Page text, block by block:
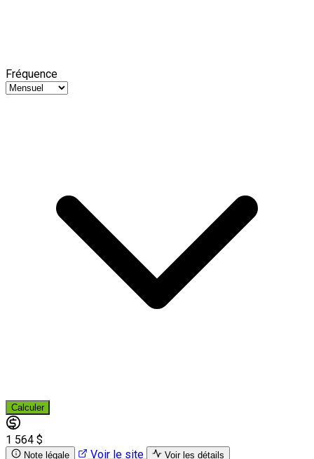
Fréquence
Calculer
1 564 $
Note légale Voir le site Voir les détails